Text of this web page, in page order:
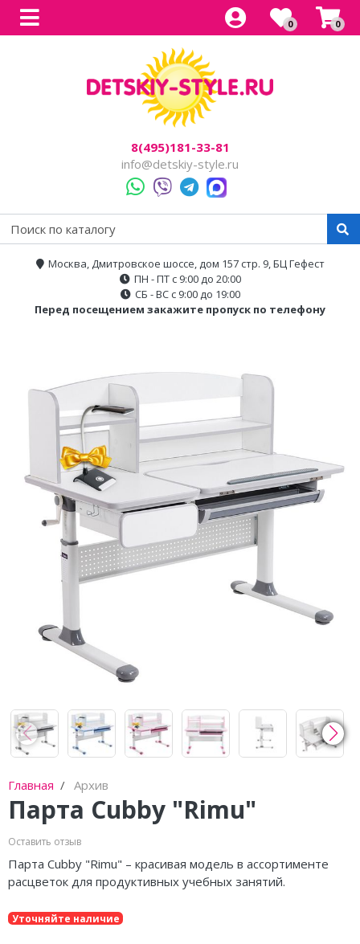
0 0
8(495)181-33-81
info@detskiy-style.ru
Москва, Дмитровское шоссе, дом 157 стр. 9, БЦ Гефест
ПН - ПТ с 9:00 до 20:00
СБ - ВС с 9:00 до 19:00
Перед посещением закажите пропуск по телефону
Главная Архив
Парта Cubby "Rimu"
Оставить отзыв
Парта Cubby "Rimu" – красивая модель в ассортименте
расцветок для продуктивных учебных занятий.
Уточняйте наличие
Багги
Мотоциклы
Премиум под заказ
Аксессуары
Для прогулок
Для бездорожья
Электроскутеры
Аксессуары
Детский электроснегокаты
Одноместные